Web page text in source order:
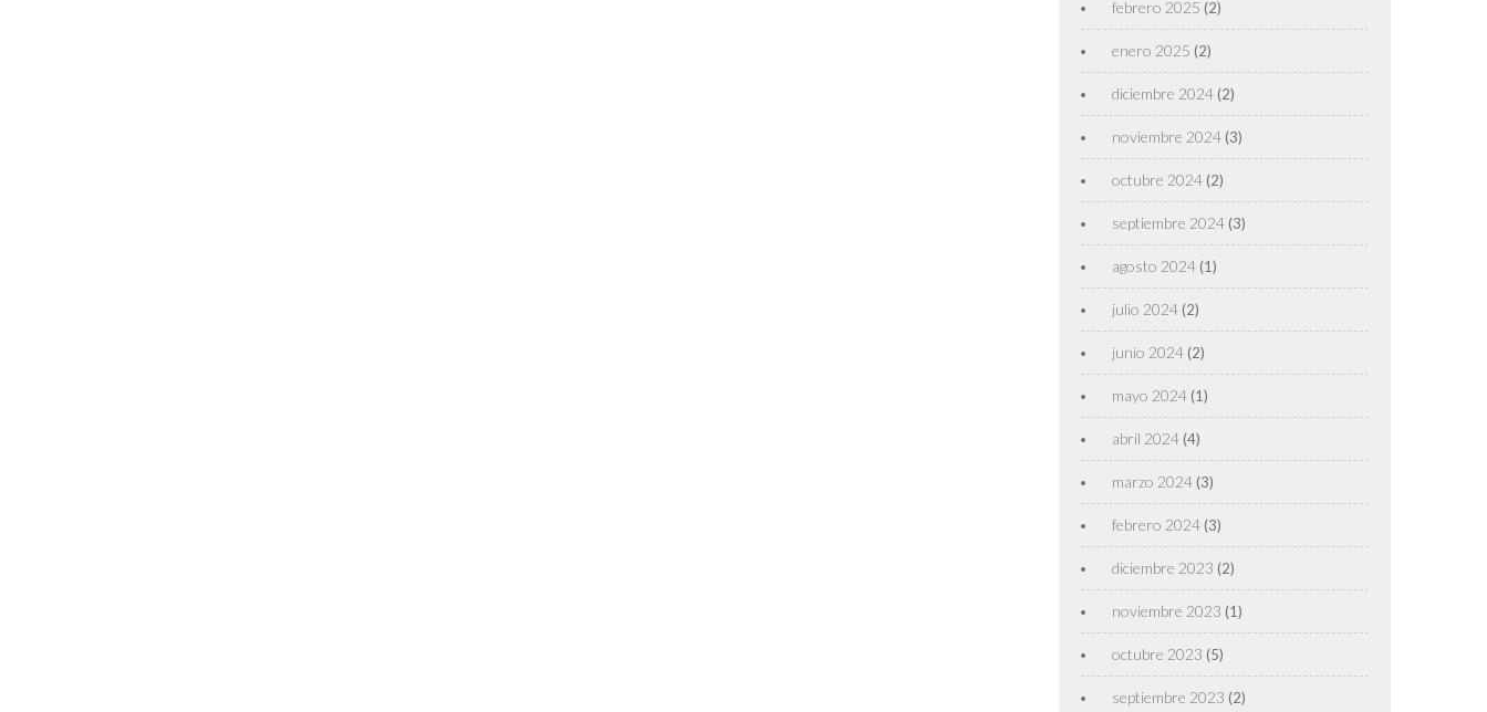
febrero 2025 (2)
enero 2025 (2)
diciembre 2024 (2)
noviembre 2024 (3)
octubre 2024 (2)
septiembre 2024 (3)
agosto 2024 (1)
julio 2024 (2)
junio 2024 (2)
mayo 2024 (1)
abril 2024 (4)
marzo 2024 (3)
febrero 2024 (3)
diciembre 2023 (2)
noviembre 2023 (1)
octubre 2023 (5)
septiembre 2023 (2)